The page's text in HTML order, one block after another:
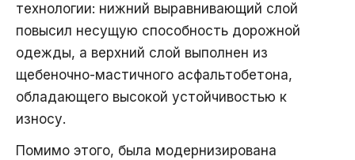
технологии: нижний выравнивающий слой
повысил несущую способность дорожной
одежды, а верхний слой выполнен из
щебеночно-мастичного асфальтобетона,
обладающего высокой устойчивостью к
износу.
Помимо этого, была модернизирована